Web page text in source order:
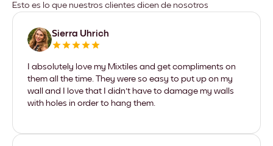
Esto es lo que nuestros clientes dicen de nosotros
Sierra Uhrich
I absolutely love my Mixtiles and get compliments on
them all the time. They were so easy to put up on my
wall and I love that I didn't have to damage my walls
with holes in order to hang them.